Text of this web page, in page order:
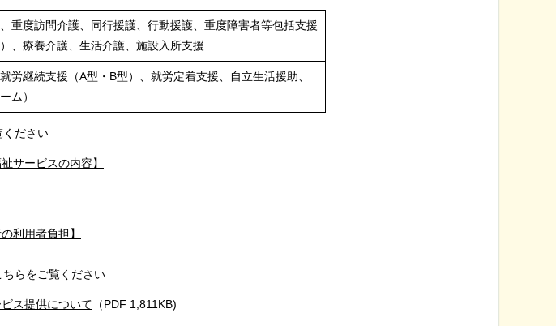
重度訪問介護、同行援護、行動援護、重度障害者等包括支援
、療養介護、生活介護、施設入所支援
労継続支援（A型・B型）、就労定着支援、自立生活援助、
ム）
ください
サービスの内容】
利用者負担】
ちらをご覧ください
ス提供について （PDF 1,811KB)